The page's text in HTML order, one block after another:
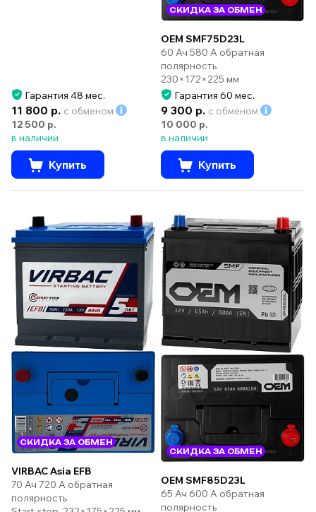
Гарантия 48 мес.
11 800 р. с обменом
12 500 р.
в наличии
Купить
СКИДКА ЗА ОБМЕН
OEM SMF75D23L
60 Ач 580 А обратная
полярность
230×172×225 мм
Гарантия 60 мес.
9 300 р. с обменом
10 000 р.
в наличии
Купить
СКИДКА ЗА ОБМЕН
VIRBAC Asia EFB
70 Ач 720 А обратная
полярность
СКИДКА ЗА ОБМЕН
OEM SMF85D23L
65 Ач 600 А обратная
полярность